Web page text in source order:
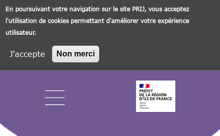
En poursuivant votre navigation sur le site PRIJ, vous acceptez
l'utilisation de cookies permettant d'améliorer votre expérience
utilisateur.
J'accepte Non merci